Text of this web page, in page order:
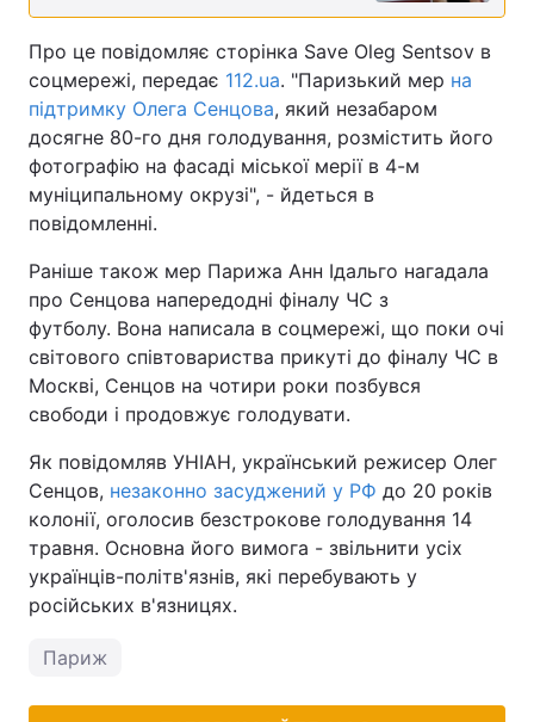
Про це повідомляє сторінка Save Oleg Sentsov в
соцмережі, передає 112.ua. "Паризький мер на
підтримку Олега Сенцова, який незабаром
досягне 80-го дня голодування, розмістить його
фотографію на фасаді міської мерії в 4-м
муніципальному окрузі", - йдеться в
повідомленні.
Раніше також мер Парижа Анн Ідальго нагадала
про Сенцова напередодні фіналу ЧС з
футболу. Вона написала в соцмережі, що поки очі
світового співтовариства прикуті до фіналу ЧС в
Москві, Сенцов на чотири роки позбувся
свободи і продовжує голодувати.
Як повідомляв УНІАН, український режисер Олег
Сенцов, незаконно засуджений у РФ до 20 років
колонії, оголосив безстрокове голодування 14
травня. Основна його вимога - звільнити усіх
українців-політв'язнів, які перебувають у
російських в'язницях.
Париж